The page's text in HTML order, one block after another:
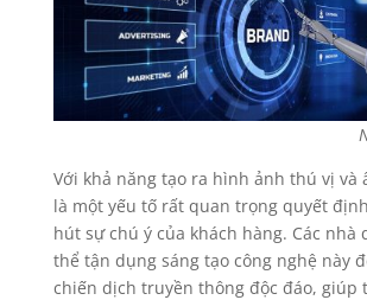
Với khả năng tạo ra hình ảnh thú vị và
là một yếu tố rất quan trọng quyết
hút sự chú ý của khách hàng. Các nhà
thể tận dụng sáng tạo công nghệ này
chiến dịch truyền thông độc đáo, giúp